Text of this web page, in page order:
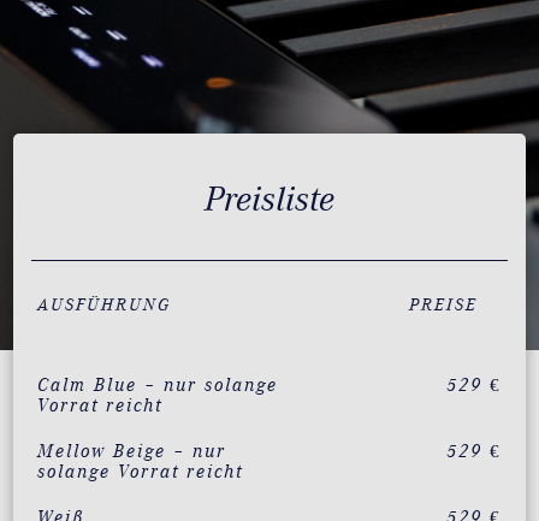
Preisliste
AUSFÜHRUNG PREISE
Calm Blue – nur solange
Vorrat reicht
529 €
Mellow Beige – nur
solange Vorrat reicht
529 €